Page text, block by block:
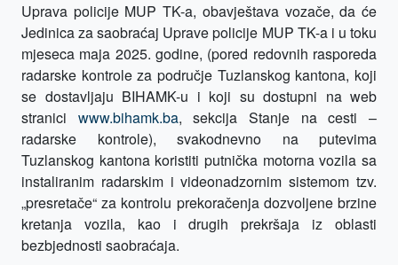
Uprava policije MUP TK-a, obavještava vozače, da će
Jedinica za saobraćaj Uprave policije MUP TK-a i u toku
mjeseca maja 2025. godine, (pored redovnih rasporeda
radarske kontrole za područje Tuzlanskog kantona, koji
se dostavljaju BIHAMK-u i koji su dostupni na web
stranici www.bihamk.ba, sekcija Stanje na cesti –
radarske kontrole), svakodnevno na putevima
Tuzlanskog kantona koristiti putnička motorna vozila sa
instaliranim radarskim i videonadzornim sistemom tzv.
„presretače“ za kontrolu prekoračenja dozvoljene brzine
kretanja vozila, kao i drugih prekršaja iz oblasti
bezbjednosti saobraćaja.